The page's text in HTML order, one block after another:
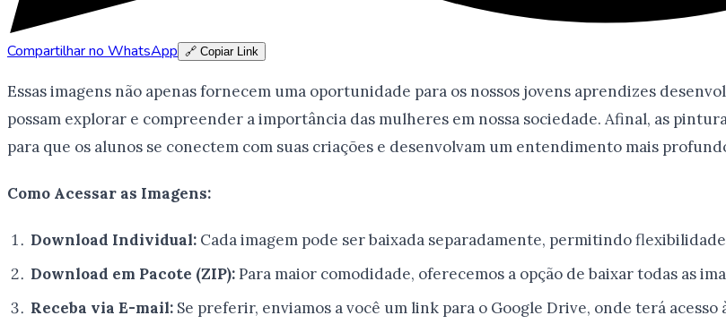
Compartilhar no WhatsApp 🔗 Copiar Link
Essas imagens não apenas fornecem uma oportunidade para os nossos jovens aprendizes
possam explorar e compreender a importância das mulheres em nossa sociedade. Afinal, as
para que os alunos se conectem com suas criações e desenvolvam um entendimento mais
Como Acessar as Imagens:
Download Individual:Cada imagem pode ser baixada separadamente, permitindo
Download em Pacote (ZIP):Para maior comodidade, oferecemos a opção de baixar todas as
Receba via E-mail:Se preferir, enviamos a você um link para o Google Drive, onde terá